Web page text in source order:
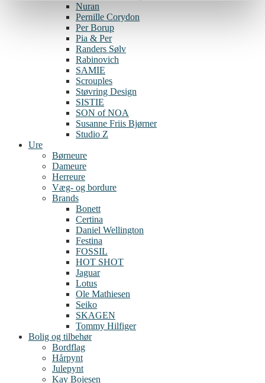
Nuran
Pernille Corydon
Per Borup
Pia & Per
Randers Sølv
Rabinovich
SAMIE
Scrouples
Støvring Design
SISTIE
SON of NOA
Susanne Friis Bjørner
Studio Z
Ure
Børneure
Dameure
Herreure
Væg- og bordure
Brands
Bonett
Certina
Daniel Wellington
Festina
FOSSIL
HOT SHOT
Jaguar
Lotus
Ole Mathiesen
Seiko
SKAGEN
Tommy Hilfiger
Bolig og tilbehør
Bordflag
Hårpynt
Julepynt
Kay Bojesen